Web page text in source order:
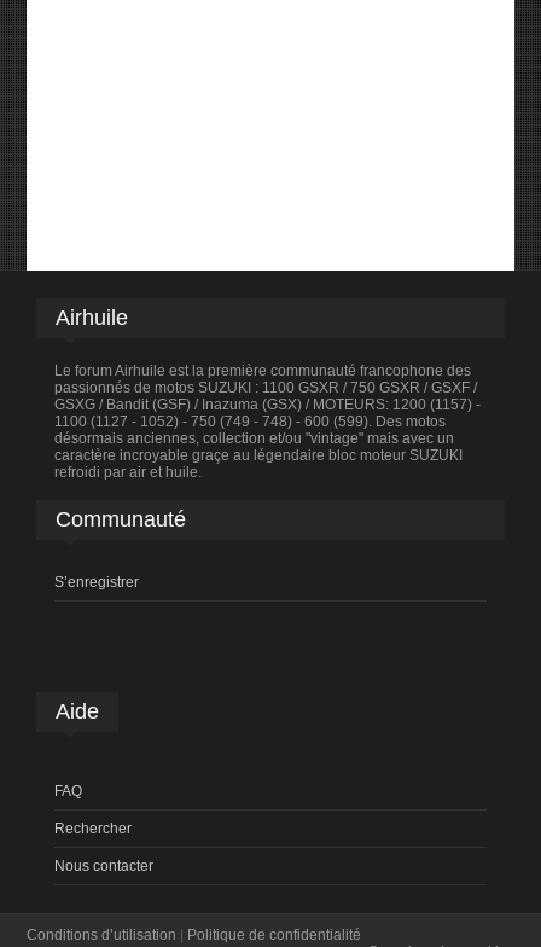
Airhuile
Le forum Airhuile est la première communauté francophone des
passionnés de motos SUZUKI : 1100 GSXR / 750 GSXR / GSXF /
GSXG / Bandit (GSF) / Inazuma (GSX) / MOTEURS: 1200 (1157) -
1100 (1127 - 1052) - 750 (749 - 748) - 600 (599). Des motos
désormais anciennes, collection et/ou "vintage" mais avec un
caractère incroyable graçe au légendaire bloc moteur SUZUKI
refroidi par air et huile.
Communauté
S’enregistrer
Aide
FAQ
Rechercher
Nous contacter
Conditions d’utilisation | Politique de confidentialité